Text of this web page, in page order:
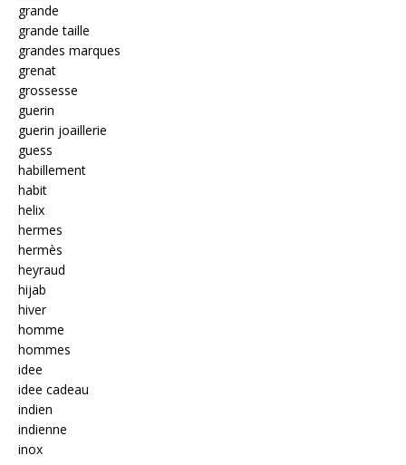
grande
grande taille
grandes marques
grenat
grossesse
guerin
guerin joaillerie
guess
habillement
habit
helix
hermes
hermès
heyraud
hijab
hiver
homme
hommes
idee
idee cadeau
indien
indienne
inox